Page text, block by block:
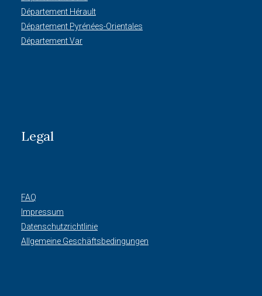
Département Hérault
Département Pyrénées-Orientales
Département Var
Legal
FAQ
Impressum
Datenschutzrichtlinie
Allgemeine Geschäftsbedingungen